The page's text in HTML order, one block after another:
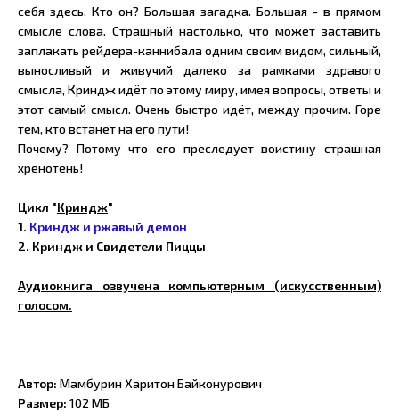
себя здесь. Кто он? Большая загадка. Большая - в прямом
смысле слова. Страшный настолько, что может заставить
заплакать рейдера-каннибала одним своим видом, сильный,
выносливый и живучий далеко за рамками здравого
смысла, Криндж идёт по этому миру, имея вопросы, ответы и
этот самый смысл. Очень быстро идёт, между прочим. Горе
тем, кто встанет на его пути!
Почему? Потому что его преследует воистину страшная
хренотень!
Цикл "Криндж"
1. Криндж и ржавый демон
2. Криндж и Свидетели Пиццы
Аудиокнига озвучена компьютерным (искусственным)
голосом.
Автор: Мамбурин Харитон Байконурович
Размер: 102 МБ